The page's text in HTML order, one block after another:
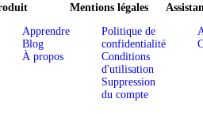
Apprendre
Blog
À propos
Mentions légales
Politique de
confidentialité
Conditions
d'utilisation
Suppression
du compte